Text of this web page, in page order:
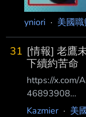
yniori · 美國
31 [情報] 老鷹
下續約苦命
https://x.com/
46893908
https://
Kazmier· 美